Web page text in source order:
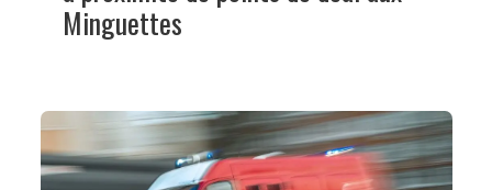
Minguettes